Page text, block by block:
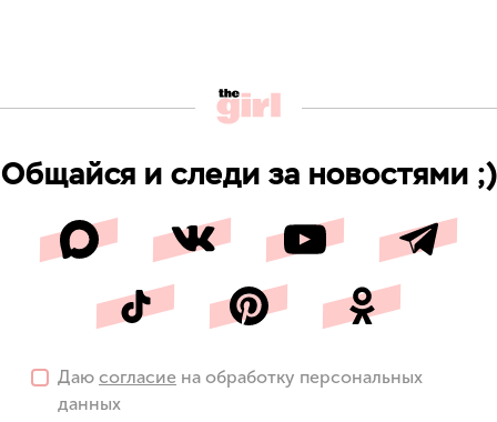
Общайся и следи за новостями ;)
Даю согласие на обработку персональных
данных